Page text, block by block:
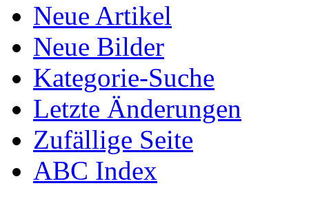
Neue Artikel
Neue Bilder
Kategorie-Suche
Letzte Änderungen
Zufällige Seite
ABC Index